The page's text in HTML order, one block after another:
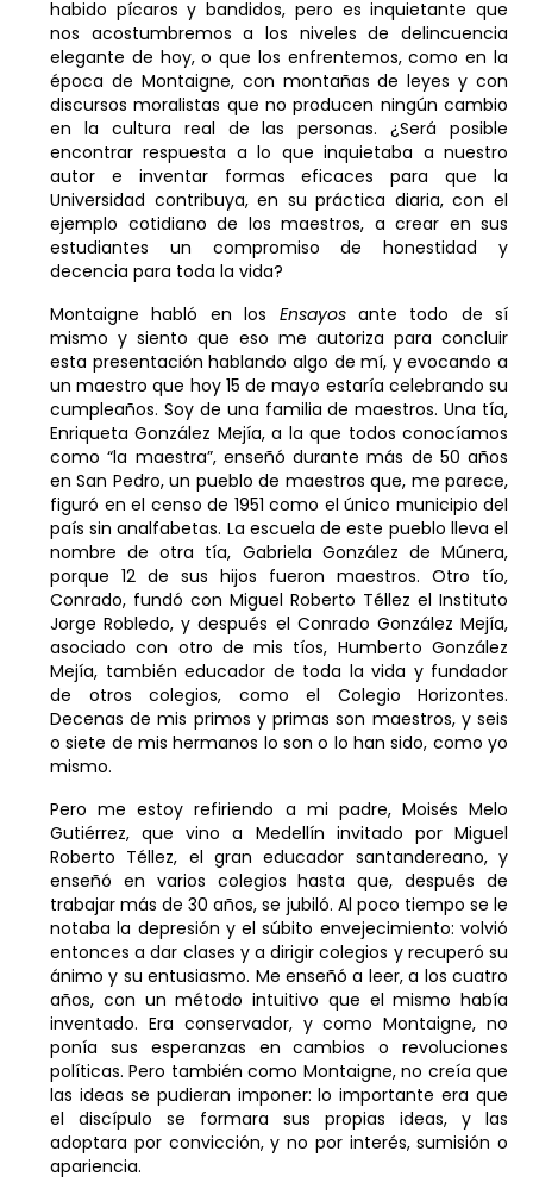
habido pícaros y bandidos, pero es inquietante que
nos acostumbremos a los niveles de delincuencia
elegante de hoy, o que los enfrentemos, como en la
época de Montaigne, con montañas de leyes y con
discursos moralistas que no producen ningún cambio
en la cultura real de las personas. ¿Será posible
encontrar respuesta a lo que inquietaba a nuestro
autor e inventar formas eficaces para que la
Universidad contribuya, en su práctica diaria, con el
ejemplo cotidiano de los maestros, a crear en sus
estudiantes un compromiso de honestidad y
decencia para toda la vida?
Montaigne habló en los Ensayosante todo de sí
mismo y siento que eso me autoriza para concluir
esta presentación hablando algo de mí, y evocando a
un maestro que hoy 15 de mayo estaría celebrando su
cumpleaños. Soy de una familia de maestros. Una tía,
Enriqueta González Mejía, a la que todos conocíamos
como “la maestra”, enseñó durante más de 50 años
en San Pedro, un pueblo de maestros que, me parece,
figuró en el censo de 1951 como el único municipio del
país sin analfabetas. La escuela de este pueblo lleva el
nombre de otra tía, Gabriela González de Múnera,
porque 12 de sus hijos fueron maestros. Otro tío,
Conrado, fundó con Miguel Roberto Téllez el Instituto
Jorge Robledo, y después el Conrado González Mejía,
asociado con otro de mis tíos, Humberto González
Mejía, también educador de toda la vida y fundador
de otros colegios, como el Colegio Horizontes.
Decenas de mis primos y primas son maestros, y seis
o siete de mis hermanos lo son o lo han sido, como yo
mismo.
Pero me estoy refiriendo a mi padre, Moisés Melo
Gutiérrez, que vino a Medellín invitado por Miguel
Roberto Téllez, el gran educador santandereano, y
enseñó en varios colegios hasta que, después de
trabajar más de 30 años, se jubiló. Al poco tiempo se le
notaba la depresión y el súbito envejecimiento: volvió
entonces a dar clases y a dirigir colegios y recuperó su
ánimo y su entusiasmo. Me enseñó a leer, a los cuatro
años, con un método intuitivo que el mismo había
inventado. Era conservador, y como Montaigne, no
ponía sus esperanzas en cambios o revoluciones
políticas. Pero también como Montaigne, no creía que
las ideas se pudieran imponer: lo importante era que
el discípulo se formara sus propias ideas, y las
adoptara por convicción, y no por interés, sumisión o
apariencia.